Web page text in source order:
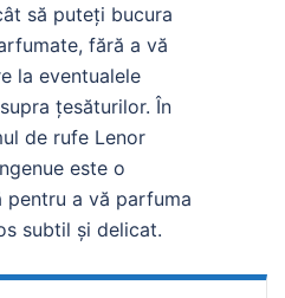
să puteți bucura
fără a vă
la eventualele
țesăturilor. În
de rufe Lenor
este o
pentru a vă parfuma
subtil și delicat.